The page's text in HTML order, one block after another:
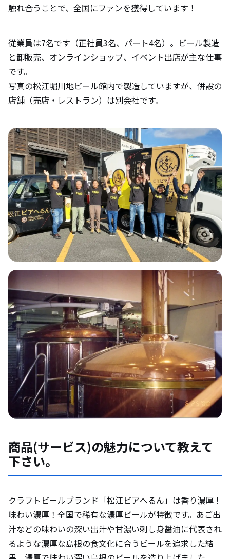
触れ合うことで、全国にファンを獲得しています！
従業員は7名です（正社員3名、パート4名）。ビール製造
と卸販売、オンラインショップ、イベント出店が主な仕事
です。
写真の松江堀川地ビール館内で製造していますが、併設の
店舗（売店・レストラン）は別会社です。
商品(サービス)の魅力について教えて
下さい。
クラフトビールブランド「松江ビアへるん」は香り濃厚！
味わい濃厚！全国で稀有な濃厚ビールが特徴です。あご出
汁などの味わいの深い出汁や甘濃い刺し身醤油に代表され
るような濃厚な島根の食文化に合うビールを追求した結